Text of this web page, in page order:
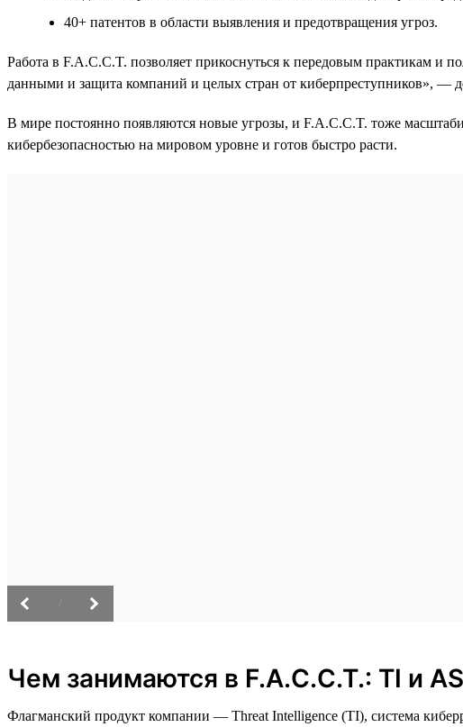
40+ патентов в области выявления и предотвращения угроз.
Работа в F.A.C.C.T. позволяет прикоснуться к передовым практикам и
данными и защита компаний и целых стран от киберпреступников», —
В мире постоянно появляются новые угрозы, и F.A.C.C.T. тоже
кибербезопасностью на мировом уровне и готов быстро расти.
Чем занимаются в F.A.C.C.T.: TI и
Флагманский продукт компании — Threat Intelligence (TI), система